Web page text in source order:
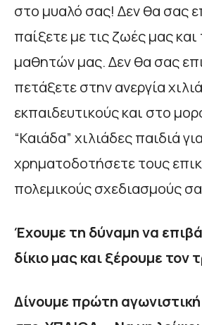
στο μυαλό σας! Δεν θα σας
παίξετε με τις ζωές μας
μαθητών μας. Δεν θα σας
πετάξετε στην ανεργία
εκπαιδευτικούς και στο
“Καιάδα” χιλιάδες παιδιά
χρηματοδοτήσετε τους
πολεμικούς σχεδιασμούς
Έχουμε τη δύναμη να
δίκιο μας και ξέρουμε τον
Δίνουμε πρώτη